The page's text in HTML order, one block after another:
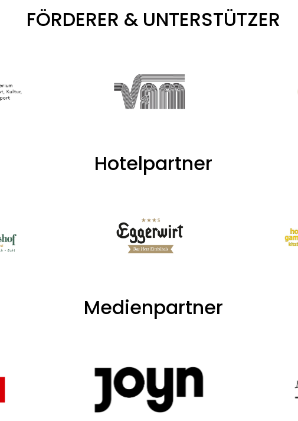
FÖRDERER & UNTERSTÜTZER
Hotelpartner
Medienpartner